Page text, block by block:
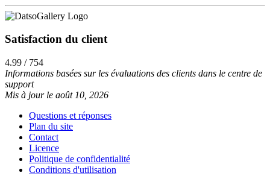
Satisfaction du client
4.99 / 754
Informations basées sur les évaluations des clients dans le centre de
support
Mis à jour le août 10, 2026
Questions et réponses
Plan du site
Contact
Licence
Politique de confidentialité
Conditions d'utilisation